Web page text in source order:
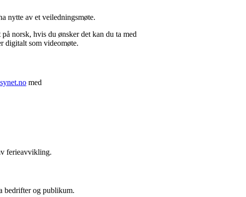
nytte av et veiledningsmøte.
norsk, hvis du ønsker det kan du ta med
digitalt som videomøte.
med
ferieavvikling.
bedrifter og publikum.